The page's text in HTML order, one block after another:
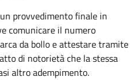
provvedimento finale in
comunicare il numero
da bollo e attestare tramite
di notorietà che la stessa
altro adempimento.